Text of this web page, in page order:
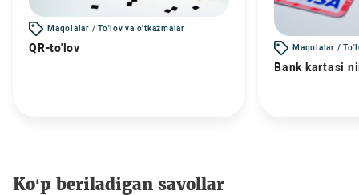
Maqolalar / To'lov va o'tkazmalar
QR-to'lov Maqolalar /
Bank kartasi
Ko‘p beriladigan savollar